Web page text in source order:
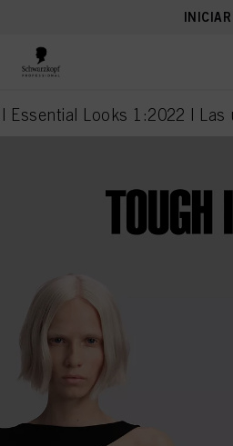
Essential Looks 1:2022 |
current page